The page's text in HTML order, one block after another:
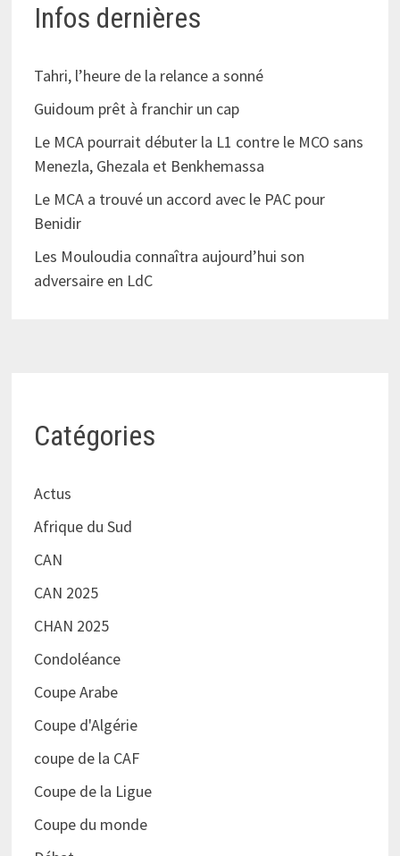
Infos dernières
Tahri, l’heure de la relance a sonné
Guidoum prêt à franchir un cap
Le MCA pourrait débuter la L1 contre le MCO sans
Menezla, Ghezala et Benkhemassa
Le MCA a trouvé un accord avec le PAC pour
Benidir
Les Mouloudia connaîtra aujourd’hui son
adversaire en LdC
Catégories
Actus
Afrique du Sud
CAN
CAN 2025
CHAN 2025
Condoléance
Coupe Arabe
Coupe d'Algérie
coupe de la CAF
Coupe de la Ligue
Coupe du monde